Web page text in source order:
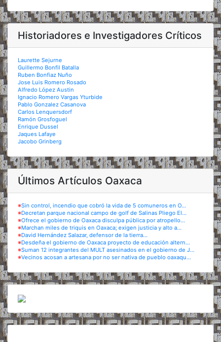
Historiadores e Investigadores Críticos
Laurette Sejurne
Guillermo Bonfil Batalla
Ruben Bonfiaz Nuño
Jose Luis Romero Rosado
Alfredo López Austin
Ignacio Romero Vargas Yturbide
Pablo Gonzalez Casanova
Carlos Lenquersdorf
Ramón Grosfoguel
Enrique Dussel
Jaques Lafaye
Jacobo Grinberg
Últimos Artículos Oaxaca
※Sin control, incendio que cobró la vida de 5 comuneros en O...
※Decretan parque nacional campo de golf de Salinas Pliego El...
※Ofrece el gobierno de Oaxaca disculpa pública por atropello...
※Marchan miles de triquis en Oaxaca; exigen justicia y alto a...
※David Hernández Salazar, defensor de la tierra...
※Desdeña el gobierno de Oaxaca proyecto de educación altern...
※Suman 12 integrantes del MULT asesinados en el gobierno de J...
※Vecinos acosan a artesana por no ser nativa de pueblo oaxaqu...